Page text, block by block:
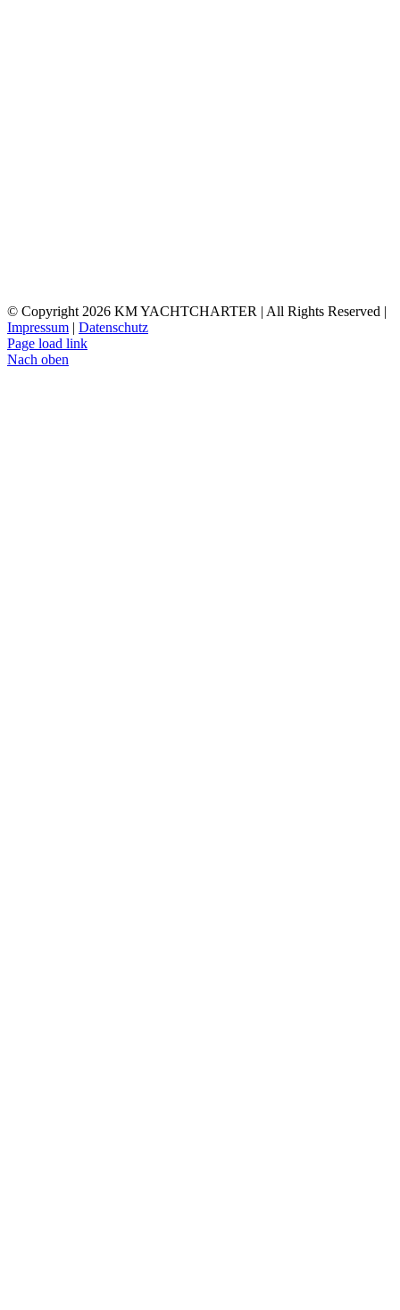
© Copyright 2026 KM YACHTCHARTER | All Rights Reserved |
Impressum | Datenschutz
Page load link
Nach oben